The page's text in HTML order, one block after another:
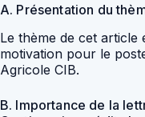
A. Présentation du
Le thème de cet article
motivation pour le
Agricole CIB.
B. Importance de la